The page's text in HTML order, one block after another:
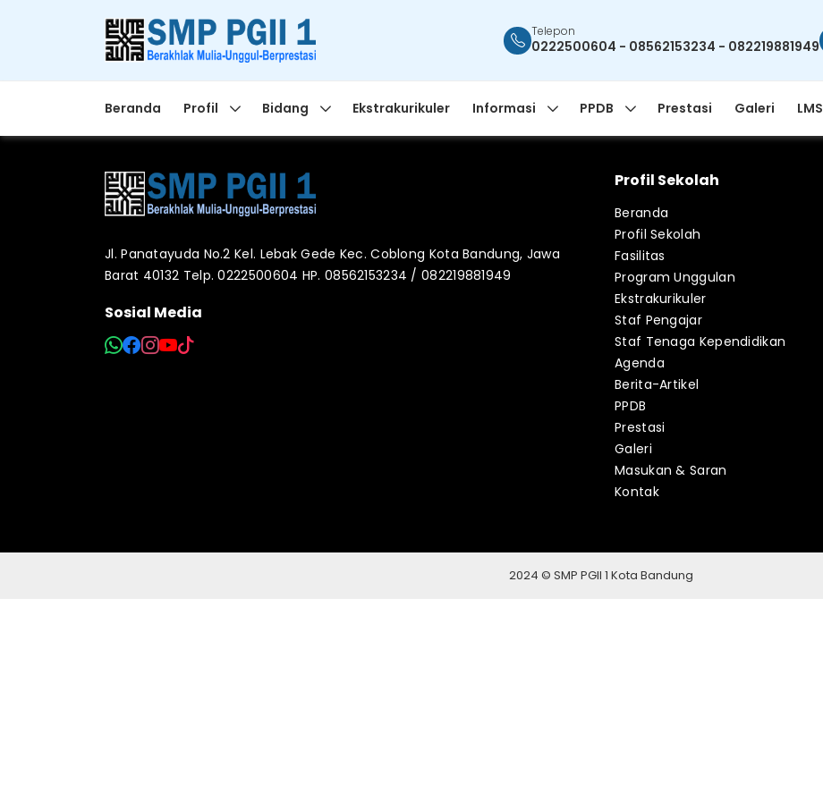
Telepon
0222500604 - 08562153234 - 082219881949
Beranda Profil Bidang Ekstrakurikuler Informasi PPDB Prestasi Galeri LMS
Jl. Panatayuda No.2 Kel. Lebak Gede Kec. Coblong Kota Bandung, Jawa
Barat 40132 Telp. 0222500604 HP. 08562153234 / 082219881949
Sosial Media
Profil Sekolah
Beranda
Profil Sekolah
Fasilitas
Program Unggulan
Ekstrakurikuler
Staf Pengajar
Staf Tenaga Kependidikan
Agenda
Berita-Artikel
PPDB
Prestasi
Galeri
Masukan & Saran
Kontak
2024 © SMP PGII 1 Kota Bandung